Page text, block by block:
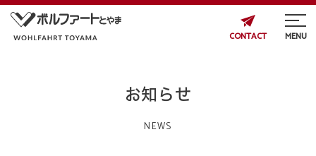
CONTACT MENU
お知らせ
NEWS